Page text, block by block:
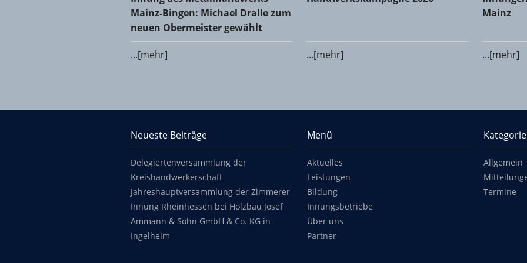
Mainz-Bingen: Michael Dralle zum
neuen Obermeister gewählt
...[mehr] ...[mehr]
Mainz
...[mehr]
Footer content
Neueste Beiträge
Delegiertenversammlung der
Kreishandwerkerschaft
Jahreshauptversammlung der Zimmerer-
Innung Rheinhessen bei Holzbau Josef
Ammann & Sohn GmbH & Co. KG in
Ingelheim
Menü
Aktuelles
Leistungen
Bildung
Innungsbetriebe
Über uns
Partner
Allgemein
Termine